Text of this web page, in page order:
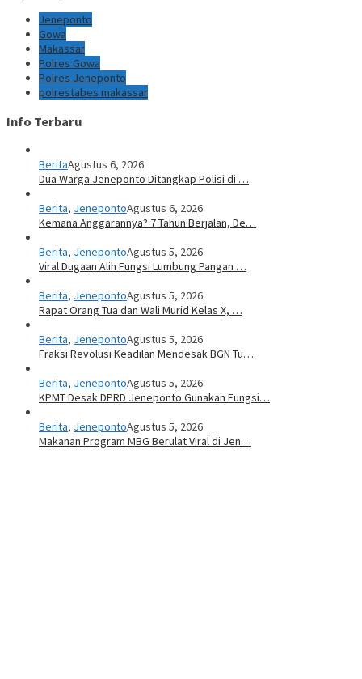
Jeneponto
Gowa
Makassar
Polres Gowa
Polres Jeneponto
polrestabes makassar
Info Terbaru
BeritaAgustus 6, 2026
Dua Warga Jeneponto Ditangkap Polisi di …
Berita, JenepontoAgustus 6, 2026
Kemana Anggarannya? 7 Tahun Berjalan, De…
Berita, JenepontoAgustus 5, 2026
Viral Dugaan Alih Fungsi Lumbung Pangan …
Berita, JenepontoAgustus 5, 2026
Rapat Orang Tua dan Wali Murid Kelas X, …
Berita, JenepontoAgustus 5, 2026
Fraksi Revolusi Keadilan Mendesak BGN Tu…
Berita, JenepontoAgustus 5, 2026
KPMT Desak DPRD Jeneponto Gunakan Fungsi…
Berita, JenepontoAgustus 5, 2026
Makanan Program MBG Berulat Viral di Jen…